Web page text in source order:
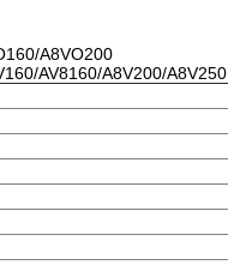
A8VO200
AV8160/A8V200/A8V250